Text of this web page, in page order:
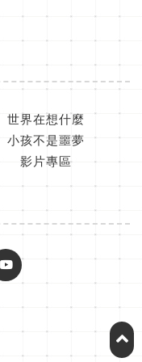
世界在想什麼
小孩不是噩夢
影片專區